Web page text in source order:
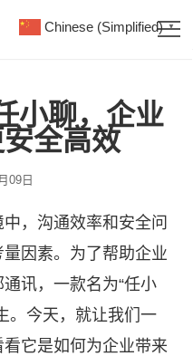
小聊，企业
全高效
09日
，沟通效率和安全问
因素。为了帮助企业
讯，一款名为“任小
。今天，就让我们一
它是如何为企业带来
Chinese (Simplified) ▼